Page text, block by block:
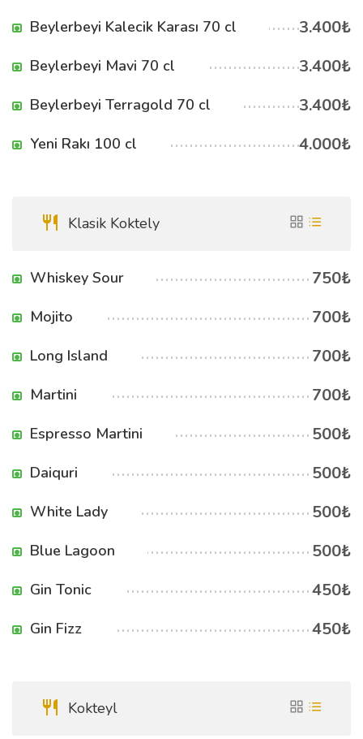
Beylerbeyi Kalecik Karası 70 cl 3.400₺
Beylerbeyi Mavi 70 cl 3.400₺
Beylerbeyi Terragold 70 cl 3.400₺
Yeni Rakı 100 cl 4.000₺
Klasik Koktely
Whiskey Sour 750₺
Mojito 700₺
Long Island 700₺
Martini 700₺
Espresso Martini 500₺
Daiquri 500₺
White Lady 500₺
Blue Lagoon 500₺
Gin Tonic 450₺
Gin Fizz 450₺
Kokteyl